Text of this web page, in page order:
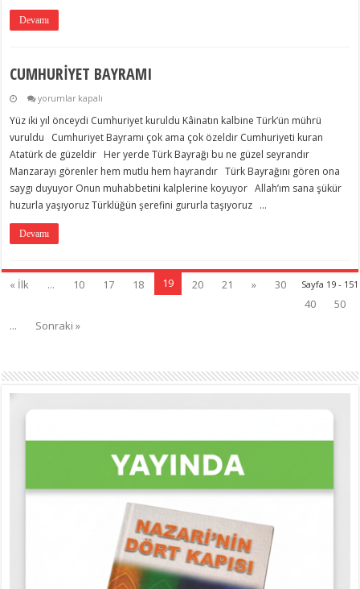
Devamı
CUMHURİYET BAYRAMI
CUMHURİYET
için
yorumlar kapalı
Yüz iki yıl önceydi Cumhuriyet kuruldu Kâinatın kalbine Türk’ün mührü
vuruldu Cumhuriyet Bayramı çok ama çok özeldir Cumhuriyeti kuran
Atatürk de güzeldir Her yerde Türk Bayrağı bu ne güzel seyrandır
Manzarayı görenler hem mutlu hem hayrandır Türk Bayrağını gören ona
saygı duyuyor Onun muhabbetini kalplerine koyuyor Allah’ım sana şükür
huzurla yaşıyoruz Türklüğün şerefini gururla taşıyoruz …
Devamı
Sayfa 19 - 151
« İlk ... 10 17 18 19 20 21 »
30
40
50
...
Sonraki »